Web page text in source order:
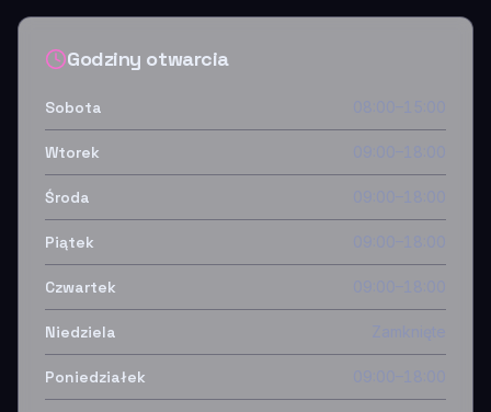
Godziny otwarcia
Sobota
Wtorek
Środa
Piątek
Czwartek
Niedziela
Poniedziałek